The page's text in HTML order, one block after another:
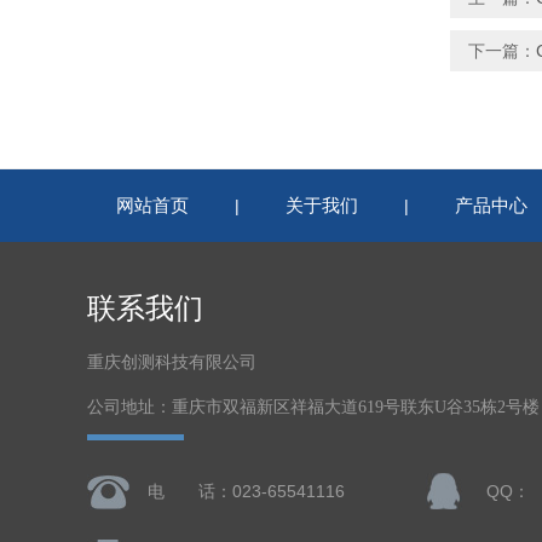
下一篇：
网站首页 | 关于我们 | 产品中心
联系我们
重庆创测科技有限公司
公司地址：重庆市双福新区祥福大道619号联东U谷35栋2号
电 话：023-65541116 QQ：